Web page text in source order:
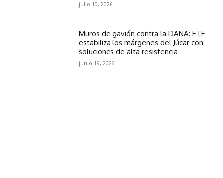
julio 10, 2026
Muros de gavión contra la DANA: ETF
estabiliza los márgenes del Júcar con
soluciones de alta resistencia
junio 19, 2026